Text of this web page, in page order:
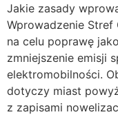
Jakie zasady
Wprowadzenie Stref
na celu poprawę
zmniejszenie emisji
elektromobilności.
dotyczy miast
z zapisami